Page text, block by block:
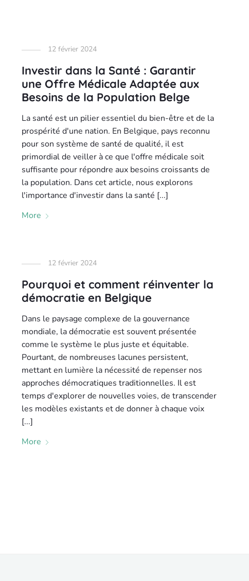
12 février 2024
Investir dans la Santé : Garantir
une Offre Médicale Adaptée aux
Besoins de la Population Belge
La santé est un pilier essentiel du bien-être et de la
prospérité d'une nation. En Belgique, pays reconnu
pour son système de santé de qualité, il est
primordial de veiller à ce que l'offre médicale soit
suffisante pour répondre aux besoins croissants de
la population. Dans cet article, nous explorons
l'importance d'investir dans la santé [...]
More
12 février 2024
Pourquoi et comment réinventer la
démocratie en Belgique
Dans le paysage complexe de la gouvernance
mondiale, la démocratie est souvent présentée
comme le système le plus juste et équitable.
Pourtant, de nombreuses lacunes persistent,
mettant en lumière la nécessité de repenser nos
approches démocratiques traditionnelles. Il est
temps d'explorer de nouvelles voies, de transcender
les modèles existants et de donner à chaque voix
[...]
More